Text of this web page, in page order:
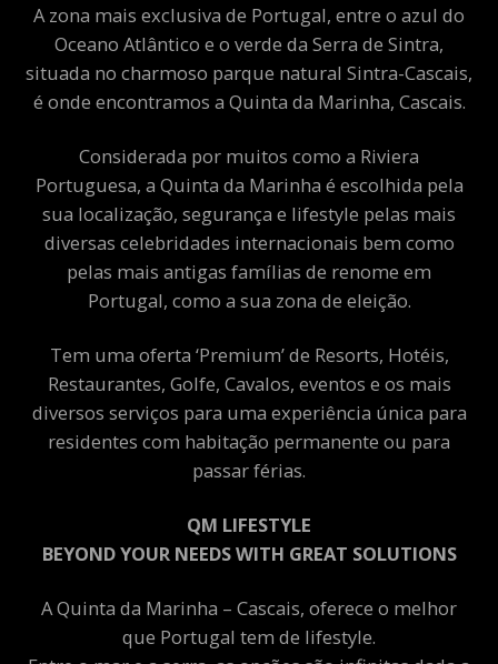
A zona mais exclusiva de Portugal, entre o azul do
Oceano Atlântico e o verde da Serra de Sintra,
situada no charmoso parque natural Sintra-Cascais,
é onde encontramos a Quinta da Marinha, Cascais.
Considerada por muitos como a Riviera
Portuguesa, a Quinta da Marinha é escolhida pela
sua localização, segurança e lifestyle pelas mais
diversas celebridades internacionais bem como
pelas mais antigas famílias de renome em
Portugal, como a sua zona de eleição.
Tem uma oferta ‘Premium’ de Resorts, Hotéis,
Restaurantes, Golfe, Cavalos, eventos e os mais
diversos serviços para uma experiência única para
residentes com habitação permanente ou para
passar férias.
QM LIFESTYLE
BEYOND YOUR NEEDS WITH GREAT SOLUTIONS
A Quinta da Marinha – Cascais, oferece o melhor
que Portugal tem de lifestyle.